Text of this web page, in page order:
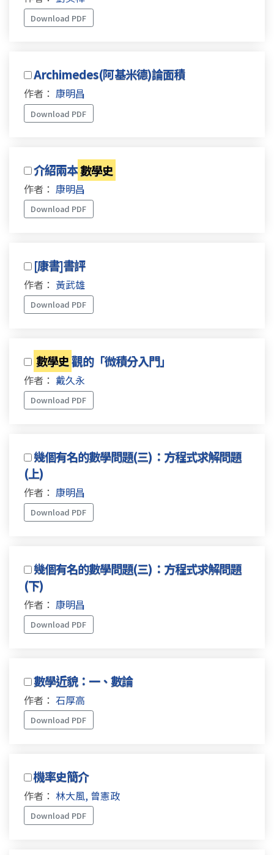
Download PDF
Archimedes(阿基米德)論面積
作者： 康明昌
Download PDF
介紹兩本數學史
作者： 康明昌
Download PDF
[康書]書評
作者： 黃武雄
Download PDF
數學史觀的「微積分入門」
作者： 戴久永
Download PDF
幾個有名的數學問題(三)：方程式求解問題
(上)
作者： 康明昌
Download PDF
幾個有名的數學問題(三)：方程式求解問題
(下)
作者： 康明昌
Download PDF
數學近貌：一、數論
作者： 石厚高
Download PDF
機率史簡介
作者： 林大風, 曾憲政
Download PDF